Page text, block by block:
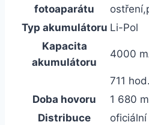
fotoaparátu
Typ akumulátoru Li-Pol
Kapacita
akumulátoru
4000
711 hod.
Doba hovoru
1 680
Distribuce
oficiální